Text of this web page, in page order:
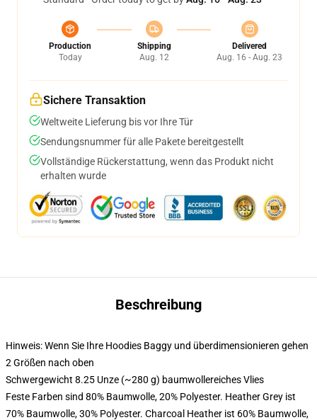
Production
Today
Shipping
Aug. 12
Delivered
Aug. 16 - Aug. 23
Sichere Transaktion
Weltweite Lieferung bis vor Ihre Tür
Sendungsnummer für alle Pakete bereitgestellt
Vollständige Rückerstattung, wenn das Produkt nicht
erhalten wurde
Beschreibung
Hinweis: Wenn Sie Ihre Hoodies Baggy und überdimensionieren gehen
2 Größen nach oben
Schwergewicht 8.25 Unze (~280 g) baumwollereiches Vlies
Feste Farben sind 80% Baumwolle, 20% Polyester. Heather Grey ist
70% Baumwolle, 30% Polyester. Charcoal Heather ist 60% Baumwolle,